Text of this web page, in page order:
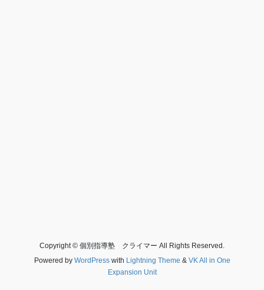
Copyright © 個別指導塾 クライマー All Rights Reserved.
Powered by WordPresswith Lightning Theme & VK All in One
Expansion Unit